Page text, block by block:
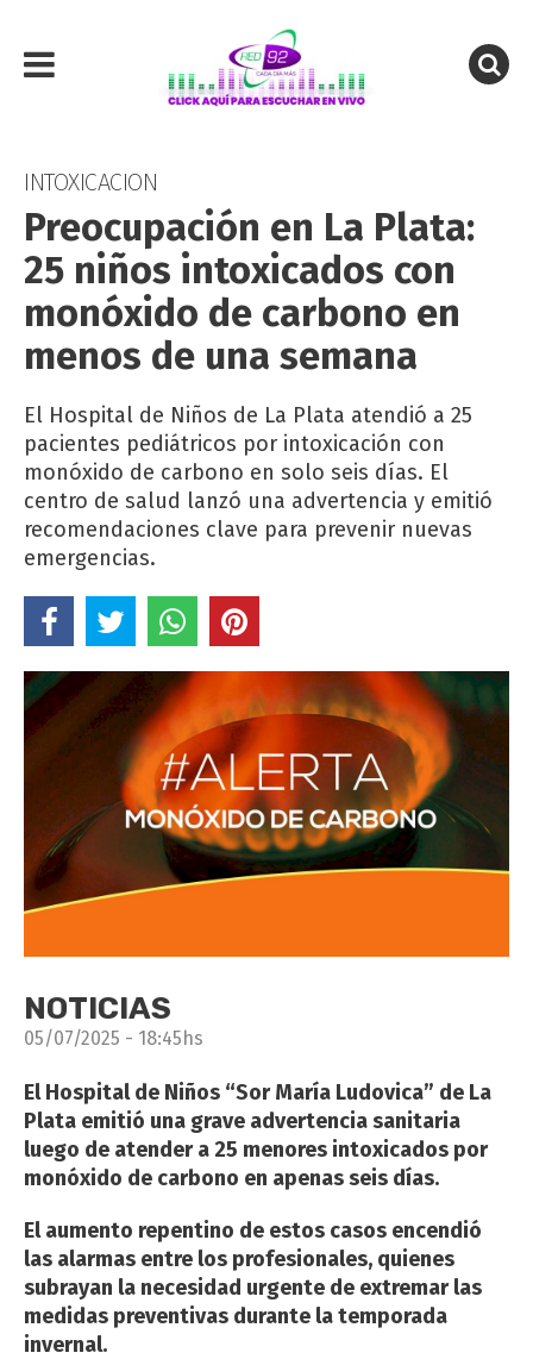
INTOXICACION
Preocupación en La Plata:
25 niños intoxicados con
monóxido de carbono en
menos de una semana
El Hospital de Niños de La Plata atendió a 25
pacientes pediátricos por intoxicación con
monóxido de carbono en solo seis días. El
centro de salud lanzó una advertencia y emitió
recomendaciones clave para prevenir nuevas
emergencias.
NOTICIAS
05/07/2025 - 18:45hs
El Hospital de Niños “Sor María Ludovica” de La
Plata emitió una grave advertencia sanitaria
luego de atender a 25 menores intoxicados por
monóxido de carbono en apenas seis días.
El aumento repentino de estos casos encendió
las alarmas entre los profesionales, quienes
subrayan la necesidad urgente de extremar las
medidas preventivas durante la temporada
invernal.